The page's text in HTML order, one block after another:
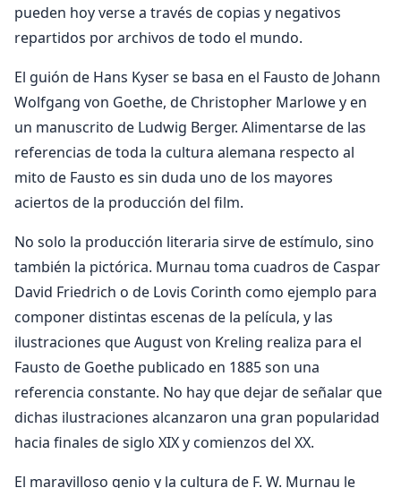
pueden hoy verse a través de copias y negativos
repartidos por archivos de todo el mundo.
El guión de Hans Kyser se basa en el Fausto de Johann
Wolfgang von Goethe, de Christopher Marlowe y en
un manuscrito de Ludwig Berger. Alimentarse de las
referencias de toda la cultura alemana respecto al
mito de Fausto es sin duda uno de los mayores
aciertos de la producción del film.
No solo la producción literaria sirve de estímulo, sino
también la pictórica. Murnau toma cuadros de Caspar
David Friedrich o de Lovis Corinth como ejemplo para
componer distintas escenas de la película, y las
ilustraciones que August von Kreling realiza para el
Fausto de Goethe publicado en 1885 son una
referencia constante. No hay que dejar de señalar que
dichas ilustraciones alcanzaron una gran popularidad
hacia finales de siglo XIX y comienzos del XX.
El maravilloso genio y la cultura de F. W. Murnau le